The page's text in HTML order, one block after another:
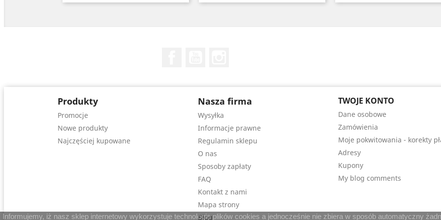
Produkty
Promocje
Nowe produkty
Najczęściej kupowane
Nasza firma
Wysyłka
Informacje prawne
Regulamin sklepu
O nas
Sposoby zapłaty
FAQ
Kontakt z nami
Mapa strony
Blog
TWOJE KONTO
Dane osobowe
Zamówienia
Moje pokwitowania - korekty
Adresy
Kupony
My blog comments
Informujemy, iż nasz sklep internetowy wykorzystuje technologię plików cookies a jednocześnie nie zbiera w sposób automatyczny